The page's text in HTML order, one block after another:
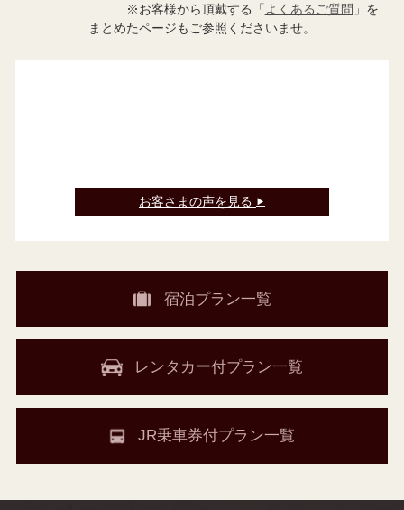
※お客様から頂戴する「よくあるご質問 」を
まとめたページもご参照くださいませ。
お客さまの声を見る ▶
宿泊プラン一覧
レンタカー付プラン一覧
JR乗車券付プラン一覧